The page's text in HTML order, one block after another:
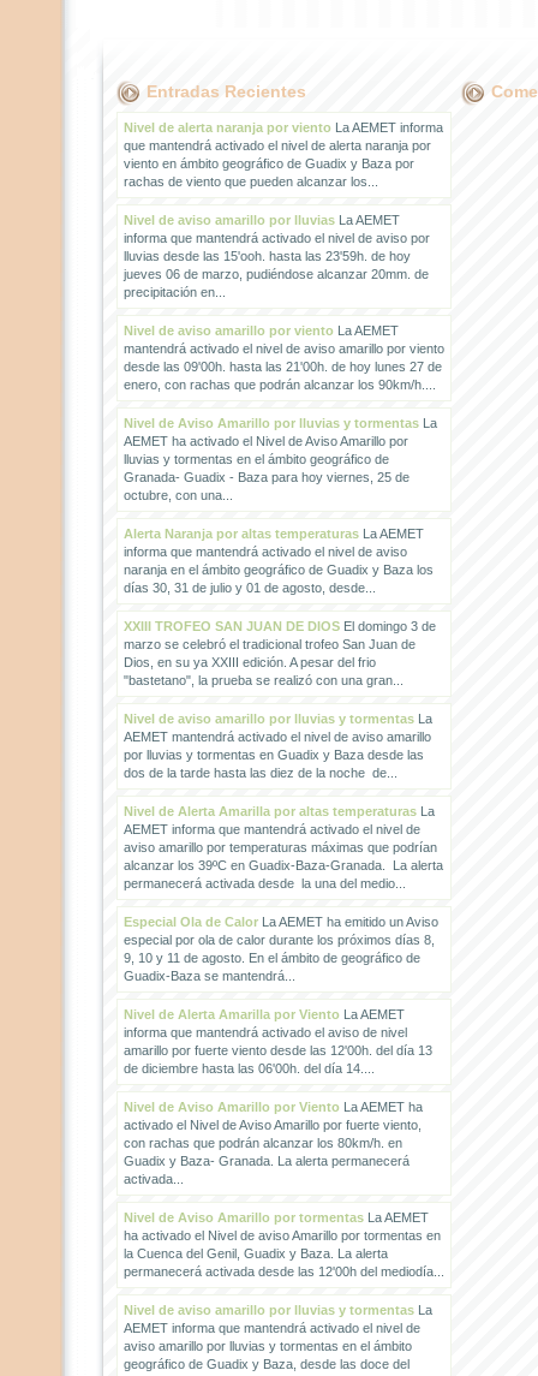
Entradas Recientes
Nivel de alerta naranja por vientoLa AEMET informa
que mantendrá activado el nivel de alerta naranja por
viento en ámbito geográfico de Guadix y Baza por
rachas de viento que pueden alcanzar los...
Nivel de aviso amarillo por lluviasLa AEMET
informa que mantendrá activado el nivel de aviso por
lluvias desde las 15'ooh. hasta las 23'59h. de hoy
jueves 06 de marzo, pudiéndose alcanzar 20mm. de
precipitación en...
Nivel de aviso amarillo por vientoLa AEMET
mantendrá activado el nivel de aviso amarillo por viento
desde las 09'00h. hasta las 21'00h. de hoy lunes 27 de
enero, con rachas que podrán alcanzar los 90km/h....
Nivel de Aviso Amarillo por lluvias y tormentasLa
AEMET ha activado el Nivel de Aviso Amarillo por
lluvias y tormentas en el ámbito geográfico de
Granada- Guadix - Baza para hoy viernes, 25 de
octubre, con una...
Alerta Naranja por altas temperaturasLa AEMET
informa que mantendrá activado el nivel de aviso
naranja en el ámbito geográfico de Guadix y Baza los
días 30, 31 de julio y 01 de agosto, desde...
XXIII TROFEO SAN JUAN DE DIOSEl domingo 3 de
marzo se celebró el tradicional trofeo San Juan de
Dios, en su ya XXIII edición. A pesar del frio
"bastetano", la prueba se realizó con una gran...
Nivel de aviso amarillo por lluvias y tormentasLa
AEMET mantendrá activado el nivel de aviso amarillo
por lluvias y tormentas en Guadix y Baza desde las
dos de la tarde hasta las diez de la noche de...
Nivel de Alerta Amarilla por altas temperaturasLa
AEMET informa que mantendrá activado el nivel de
aviso amarillo por temperaturas máximas que podrían
alcanzar los 39ºC en Guadix-Baza-Granada. La alerta
permanecerá activada desde la una del medio...
Especial Ola de CalorLa AEMET ha emitido un Aviso
especial por ola de calor durante los próximos días 8,
9, 10 y 11 de agosto. En el ámbito de geográfico de
Guadix-Baza se mantendrá...
Nivel de Alerta Amarilla por VientoLa AEMET
informa que mantendrá activado el aviso de nivel
amarillo por fuerte viento desde las 12'00h. del día 13
de diciembre hasta las 06'00h. del día 14....
Nivel de Aviso Amarillo por VientoLa AEMET ha
activado el Nivel de Aviso Amarillo por fuerte viento,
con rachas que podrán alcanzar los 80km/h. en
Guadix y Baza- Granada. La alerta permanecerá
activada...
Nivel de Aviso Amarillo por tormentasLa AEMET
ha activado el Nivel de aviso Amarillo por tormentas en
la Cuenca del Genil, Guadix y Baza. La alerta
permanecerá activada desde las 12'00h del mediodía...
Nivel de aviso amarillo por lluvias y tormentasLa
AEMET informa que mantendrá activado el nivel de
aviso amarillo por lluvias y tormentas en el ámbito
geográfico de Guadix y Baza, desde las doce del